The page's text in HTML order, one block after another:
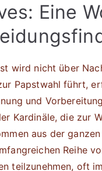
Eine
wird nicht über
Papstwahl führt,
und
Kardinäle, die zur
aus der
Reihe
teilzunehmen, oft